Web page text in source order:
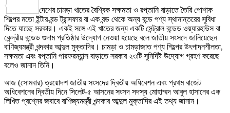
Share
দেশের চামড়া খাতের বৈশ্বিক সক্ষমতা ও রপ্তানি বাড়াতে তৈরি পোশাক
শিল্পের মতো ইন্টার-বন্ড ট্রান্সফার বা এক বন্ড থেকে অন্য বন্ডে পণ্য স্থানান্তরের সুবিধা
দিতে যাচ্ছে সরকার। একই সঙ্গে এই খাতের জন্য একটি সেন্ট্রাল বন্ডেড ওয়্যারহাউস বা
কেন্দ্রীয় বন্ডেড গুদাম প্রতিষ্ঠার উদ্যোগ নেওয়া হয়েছে বলে জাতীয় সংসদে জানিয়েছেন
বাণিজ্যমন্ত্রী খন্দকার আব্দুল মুক্তাদির। চামড়া ও চামড়াজাত পণ্য শিল্পের উৎপাদনশীলতা,
সক্ষমতা এবং রপ্তানি পারফরম্যান্স বাড়াতে সরকার ২৩টি সুনির্দিষ্ট উদ্যোগ গ্রহণ করেছে
বলেও জানান তিনি।
আজ (সোমবার) ত্রয়োদশ জাতীয় সংসদের দ্বিতীয় অধিবেশন এবং প্রথম বাজেট
অধিবেশনের দ্বিতীয় দিনে সিলেট-৫ আসনের সংসদ সদস্য মোহাম্মদ আবুল হাসানের এক
লিখিত প্রশ্নের জবাবে বাণিজ্যমন্ত্রী খন্দকার আব্দুল মুক্তাদির এই তথ্য জানান।